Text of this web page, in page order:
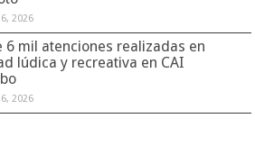
2026
6 mil atenciones realizadas en
lúdica y recreativa en CAI
2026